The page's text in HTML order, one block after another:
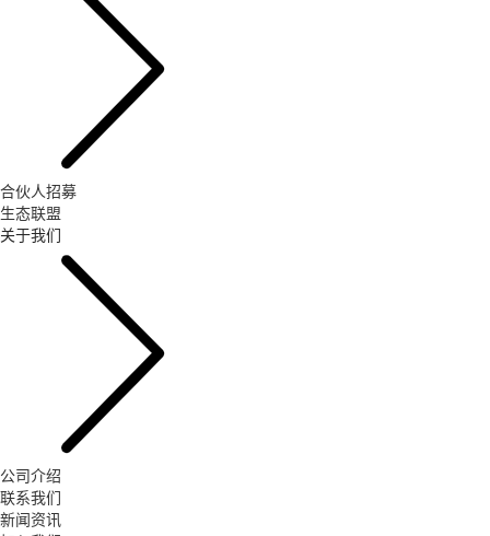
合伙人招募
生态联盟
关于我们
公司介绍
联系我们
新闻资讯